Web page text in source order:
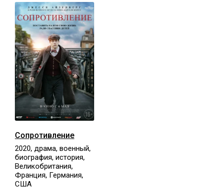
Сопротивление
2020, драма, военный,
биография, история,
Великобритания,
Франция, Германия,
США